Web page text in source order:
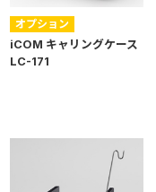
オプション
iCOM キャリングケース
LC-171